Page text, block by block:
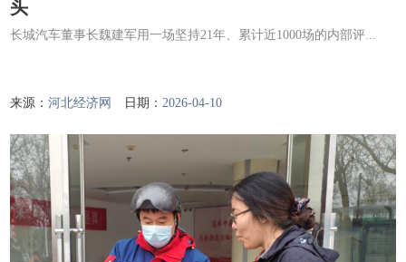
头
长城汽车董事长魏建军用一场坚持21年、累计近1000场的内部评...
来源：河北经济网 日期： 2026-04-10